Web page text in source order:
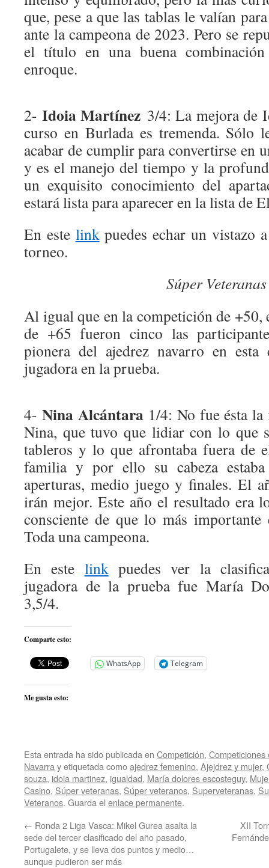
que, pese a que las tablas le valían
ante la campeona de 2023. Pero se
el título en una buena
enroque.
2- Idoia Martínez 3/4: La mejora de
curso en Burlada es tremenda. Sólo
acabar de cumplir para convertirse en
y es el manejo del tiempo y la
un exquisito conocimiento del
estará lista para aparecer en la lista de
En este linkpuedes echar un vistazo
torneo.
Súper Veteranas
Al igual que en la competición de +50,
de +65 fueron cinco las
pionera del ajedrez navarro en esta
jugadora en la prueba.
4- Nina Alcántara1/4: No fue ésta la
Nina, que tuvo que lidiar con lo que
tableros y lo que afrontaba fuera de
familia y por ello su cabeza
aperturas, medio juego y finales. El
irán mejor. Este año el resultado era
consciente de que lo más
Toda una campeona.
En este linkpuedes ver la
jugadora de la prueba fue María
3,5/4.
Comparte esto:
WhatsApp Telegram
Me gusta esto:
Esta entrada ha sido publicada en Competición, Competiciones
Navarra y etiquetada comoajedrez femenino, Ajejdrez y mujer,
souza, idoia martinez, igualdad, María dolores escosteguy,
Casino, Súper veteranas, Súper veteranos, Superveteranas,
Veteranos. Guarda el enlace permanente.
← Ronda 2 Liga Vasca: Mikel Gurea asalta la
sede del tercer clasificado del año pasado,
Portugalete, y se lleva dos puntos y medio…
aunque pudieron ser más
XII